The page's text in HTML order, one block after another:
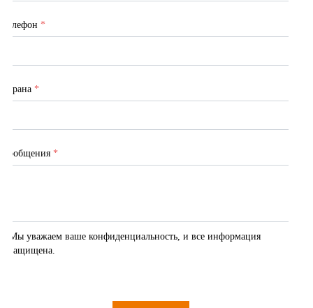
Телефон *
Страна *
Сообщения *
Мы уважаем ваше конфиденциальность, и все информация
защищена.